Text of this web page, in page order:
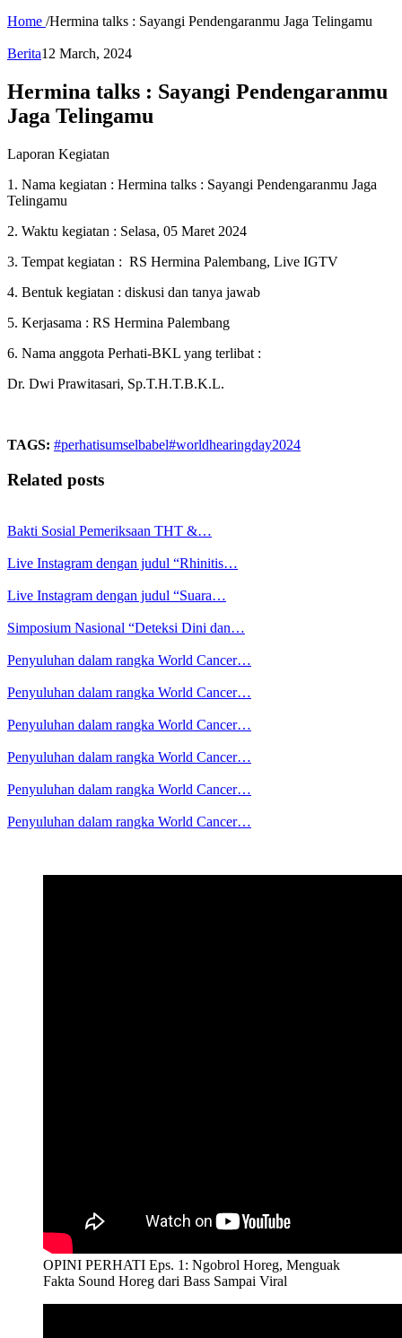
Home /Hermina talks : Sayangi Pendengaranmu Jaga Telingamu
Berita12 March, 2024
Hermina talks : Sayangi Pendengaranmu
Jaga Telingamu
Laporan Kegiatan
1. Nama kegiatan : Hermina talks : Sayangi Pendengaranmu Jaga
Telingamu
2. Waktu kegiatan : Selasa, 05 Maret 2024
3. Tempat kegiatan : RS Hermina Palembang, Live IGTV
4. Bentuk kegiatan : diskusi dan tanya jawab
5. Kerjasama : RS Hermina Palembang
6. Nama anggota Perhati-BKL yang terlibat :
Dr. Dwi Prawitasari, Sp.T.H.T.B.K.L.
TAGS: #perhatisumselbabel#worldhearingday2024
Related posts
Bakti Sosial Pemeriksaan THT &…
Live Instagram dengan judul “Rhinitis…
Live Instagram dengan judul “Suara…
Simposium Nasional “Deteksi Dini dan…
Penyuluhan dalam rangka World Cancer…
Penyuluhan dalam rangka World Cancer…
Penyuluhan dalam rangka World Cancer…
Penyuluhan dalam rangka World Cancer…
Penyuluhan dalam rangka World Cancer…
Penyuluhan dalam rangka World Cancer…
OPINI PERHATI Eps. 1: Ngobrol Horeg, Menguak
Fakta Sound Horeg dari Bass Sampai Viral